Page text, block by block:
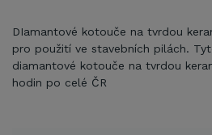
DIamantové kotouče na tvrdou
pro použití ve stavebních pilách.
diamantové kotouče na tvrdou
hodin po celé ČR